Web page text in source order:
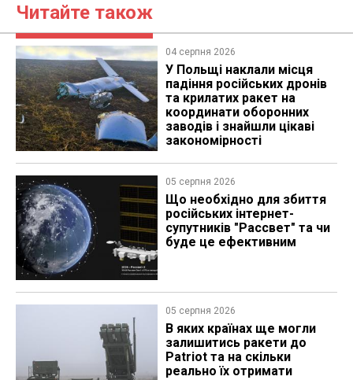
Читайте також
04 серпня 2026
У Польщі наклали місця
падіння російських дронів
та крилатих ракет на
координати оборонних
заводів і знайшли цікаві
закономірності
05 серпня 2026
Що необхідно для збиття
російських інтернет-
супутників "Рассвет" та чи
буде це ефективним
05 серпня 2026
В яких країнах ще могли
залишитись ракети до
Patriot та на скільки
реально їх отримати